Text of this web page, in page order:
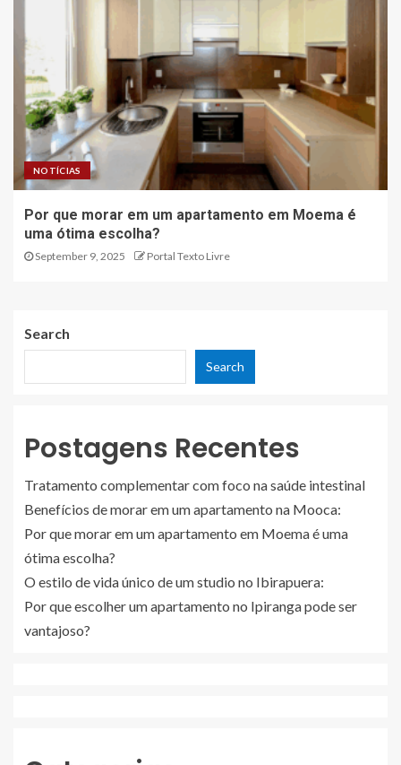
NOTÍCIAS
Por que morar em um apartamento em Moema é
uma ótima escolha?
September 9, 2025 Portal Texto Livre
Search
Search
Postagens Recentes
Tratamento complementar com foco na saúde intestinal
Benefícios de morar em um apartamento na Mooca:
Por que morar em um apartamento em Moema é uma
ótima escolha?
O estilo de vida único de um studio no Ibirapuera:
Por que escolher um apartamento no Ipiranga pode ser
vantajoso?